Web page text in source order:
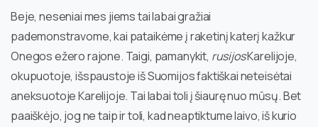
Beje, neseniai mes jiems tai labai gražiai
pademonstravome, kai pataikėme į raketinį katerį kažkur
Onegos ežero rajone. Taigi, pamanykit, rusijosKarelijoje,
okupuotoje, išspaustoje iš Suomijos faktiškai neteisėtai
aneksuotoje Karelijoje. Tai labai toli į šiaurę nuo mūsų. Bet
paaiškėjo, jog ne taip ir toli, kad neaptiktume laivo, iš kurio